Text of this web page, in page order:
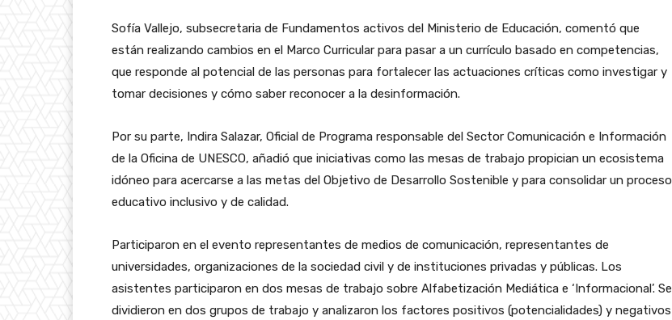
Sofía Vallejo, subsecretaria de Fundamentos activos del Ministerio de Educación, comentó que
están realizando cambios en el Marco Curricular para pasar a un currículo basado en competencias,
que responde al potencial de las personas para fortalecer las actuaciones críticas como investigar y
tomar decisiones y cómo saber reconocer a la desinformación.
Por su parte, Indira Salazar, Oficial de Programa responsable del Sector Comunicación e Información
de la Oficina de UNESCO, añadió que iniciativas como las mesas de trabajo propician un ecosistema
idóneo para acercarse a las metas del Objetivo de Desarrollo Sostenible y para consolidar un proceso
educativo inclusivo y de calidad.
Participaron en el evento representantes de medios de comunicación, representantes de
universidades, organizaciones de la sociedad civil y de instituciones privadas y públicas. Los
asistentes participaron en dos mesas de trabajo sobre Alfabetización Mediática e ‘Informacional’. Se
dividieron en dos grupos de trabajo y analizaron los factores positivos (potencialidades) y negativos